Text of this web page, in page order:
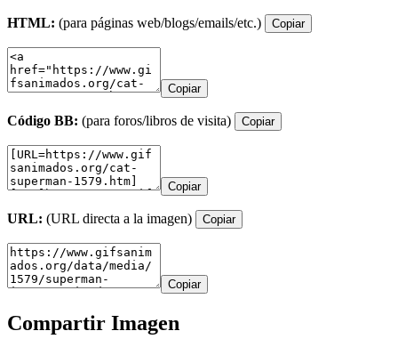
HTML: (para páginas web/blogs/emails/etc.) Copiar
Copiar
Código BB: (para foros/libros de visita) Copiar
Copiar
URL: (URL directa a la imagen) Copiar
Copiar
Compartir Imagen